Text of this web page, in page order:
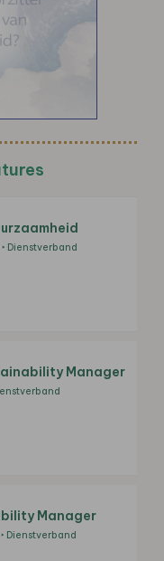
Dienstverband
Manager
Manager
Dienstverband